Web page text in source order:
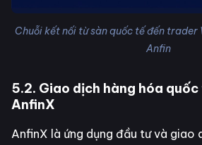
Chuỗi kết nối từ sàn quốc tế đến trader
Anfin
5.2. Giao dịch hàng hóa
AnfinX
AnfinX là ứng dụng đầu tư và giao